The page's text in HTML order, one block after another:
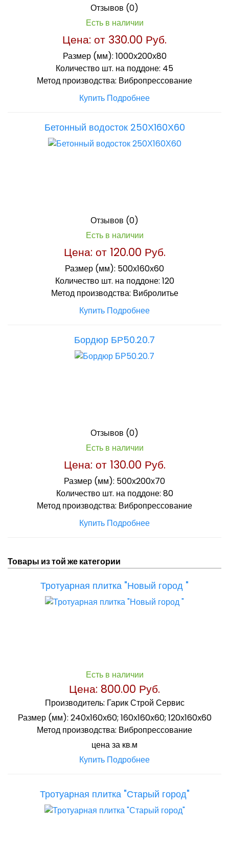
Отзывов (0)
Есть в наличии
Цена: от 330.00 Руб.
Размер (мм): 1000х200х80
Количество шт. на поддоне: 45
Метод производства: Вибропрессование
Купить Подробнее
Бетонный водосток 250Х160Х60
Отзывов (0)
Есть в наличии
Цена: от 120.00 Руб.
Размер (мм): 500х160х60
Количество шт. на поддоне: 120
Метод производства: Вибролитье
Купить Подробнее
Бордюр БР50.20.7
Отзывов (0)
Есть в наличии
Цена: от 130.00 Руб.
Размер (мм): 500х200х70
Количество шт. на поддоне: 80
Метод производства: Вибропрессование
Купить Подробнее
Товары из той же категории
Тротуарная плитка "Новый город "
Есть в наличии
Цена: 800.00 Руб.
Производитель: Гарик Строй Сервис
Размер (мм): 240х160х60; 160х160х60; 120х160х60
Метод производства: Вибропрессование
цена за кв.м
Купить Подробнее
Тротуарная плитка "Старый город"